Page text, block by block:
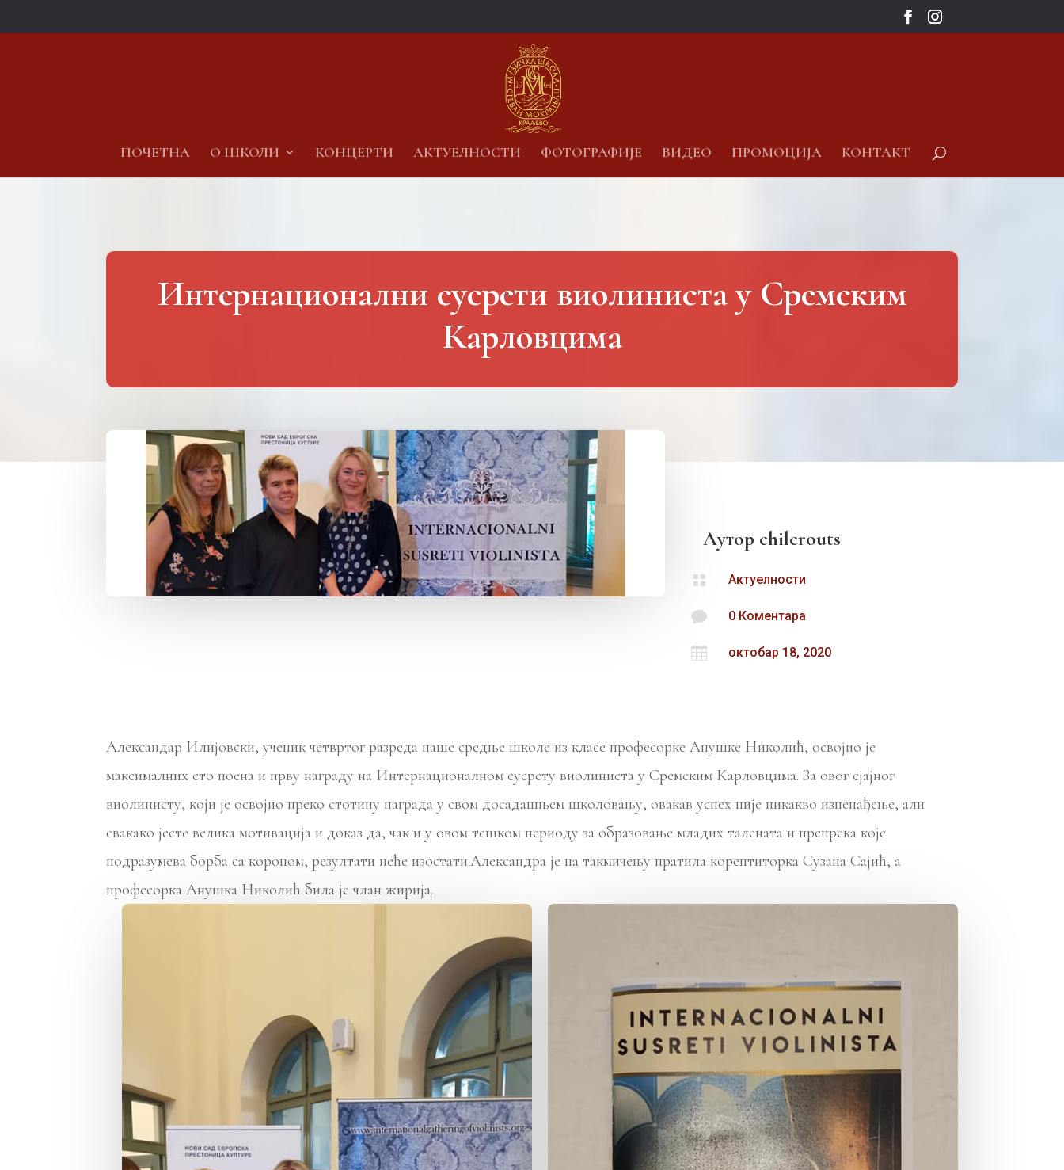
ПОЧЕТНА О ШКОЛИ КОНЦЕРТИ АКТУЕЛНОСТИ ФОТОГРАФИЈЕ ВИДЕО ПРОМОЦИЈА КОНТАКТ
Интернационални сусрети виолиниста у Сремским
Карловцима
Аутор chilerouts
 Актуелности
 0 Коментара
 октобар 18, 2020
Александар Илијовски, ученик четвртог разреда наше средње школе из класе професорке Анушке Николић, освојио је
максималних сто поена и прву награду на Интернационалном сусрету виолиниста у Сремским Карловцима. За овог сјајног
виолинисту, који је освојио преко стотину награда у свом досадашњем школовању, овакав успех није никакво изненађење, али
свакако јесте велика мотивација и доказ да, чак и у овом тешком периоду за образовање младих талената и препрека које
подразумева борба са короном, резултати неће изостати.Александра је на такмичењу пратила корептиторка Сузана Сајић, а
професорка Анушка Николић била је члан жирија.